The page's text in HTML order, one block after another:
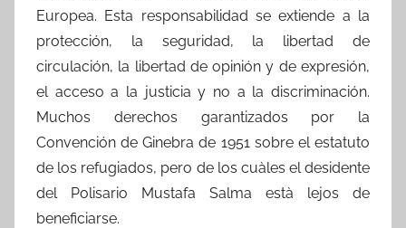
Europea. Esta responsabilidad se extiende a la
protección, la seguridad, la libertad de
circulación, la libertad de opinión y de expresión,
el acceso a la justicia y no a la discriminación.
Muchos derechos garantizados por la
Convención de Ginebra de 1951 sobre el estatuto
de los refugiados, pero de los cuàles el desidente
del Polisario Mustafa Salma està lejos de
beneficiarse.